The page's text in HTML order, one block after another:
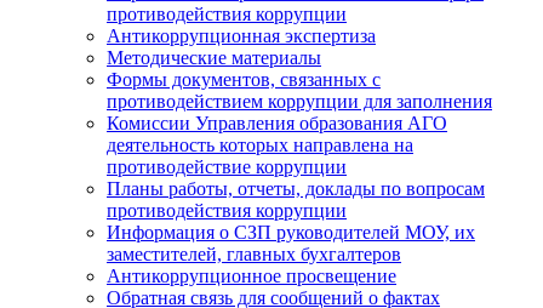
противодействия коррупции
Антикоррупционная экспертиза
Методические материалы
Формы документов, связанных с
противодействием коррупции для заполнения
Комиссии Управления образования АГО
деятельность которых направлена на
противодействие коррупции
Планы работы, отчеты, доклады по вопросам
противодействия коррупции
Информация о СЗП руководителей МОУ, их
заместителей, главных бухгалтеров
Антикоррупционное просвещение
Обратная связь для сообщений о фактах